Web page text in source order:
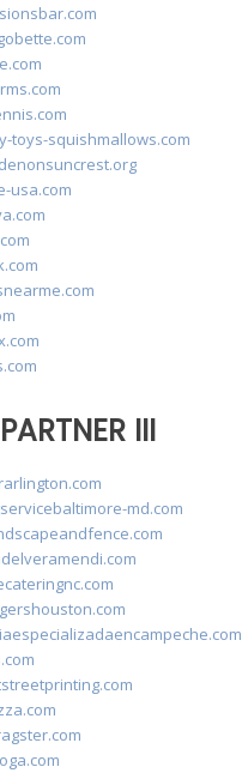
toys-squishmallows.com
usa.com
III
md.com